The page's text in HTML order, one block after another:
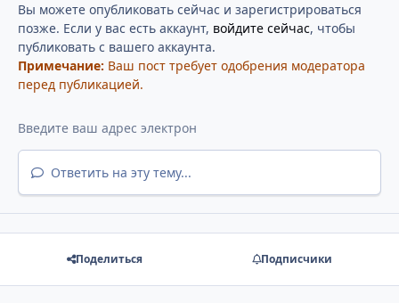
Вы можете опубликовать сейчас и зарегистрироваться
позже. Если у вас есть аккаунт, войдите сейчас, чтобы
публиковать с вашего аккаунта.
Примечание: Ваш пост требует одобрения модератора
перед публикацией.
Ответить на эту тему...
Поделиться Подписчики